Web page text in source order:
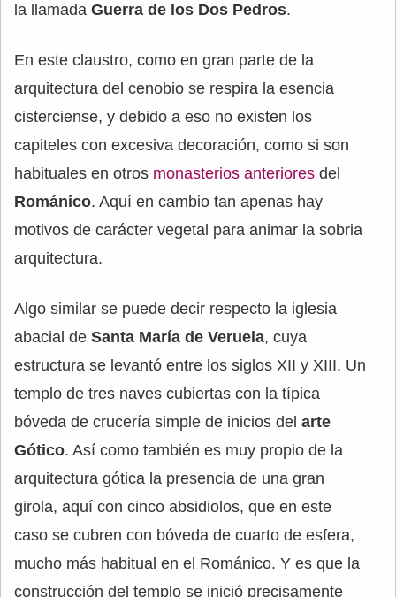
la llamada Guerra de los Dos Pedros.
En este claustro, como en gran parte de la
arquitectura del cenobio se respira la esencia
cisterciense, y debido a eso no existen los
capiteles con excesiva decoración, como si son
habituales en otros monasterios anteriores del
Románico. Aquí en cambio tan apenas hay
motivos de carácter vegetal para animar la sobria
arquitectura.
Algo similar se puede decir respecto la iglesia
abacial de Santa María de Veruela, cuya
estructura se levantó entre los siglos XII y XIII. Un
templo de tres naves cubiertas con la típica
bóveda de crucería simple de inicios del arte
Gótico. Así como también es muy propio de la
arquitectura gótica la presencia de una gran
girola, aquí con cinco absidiolos, que en este
caso se cubren con bóveda de cuarto de esfera,
mucho más habitual en el Románico. Y es que la
construcción del templo se inició precisamente